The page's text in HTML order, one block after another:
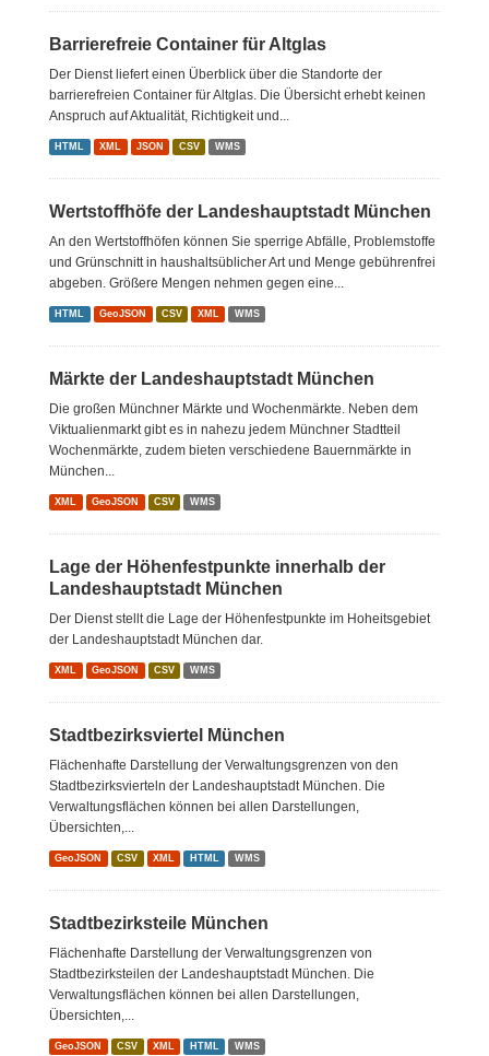
Barrierefreie Container für Altglas
Der Dienst liefert einen Überblick über die Standorte der
barrierefreien Container für Altglas. Die Übersicht erhebt keinen
Anspruch auf Aktualität, Richtigkeit und...
HTML XML JSON CSV WMS
Wertstoffhöfe der Landeshauptstadt München
An den Wertstoffhöfen können Sie sperrige Abfälle, Problemstoffe
und Grünschnitt in haushaltsüblicher Art und Menge gebührenfrei
abgeben. Größere Mengen nehmen gegen eine...
HTML GeoJSON CSV XML WMS
Märkte der Landeshauptstadt München
Die großen Münchner Märkte und Wochenmärkte. Neben dem
Viktualienmarkt gibt es in nahezu jedem Münchner Stadtteil
Wochenmärkte, zudem bieten verschiedene Bauernmärkte in
München...
XML GeoJSON CSV WMS
Lage der Höhenfestpunkte innerhalb der
Landeshauptstadt München
Der Dienst stellt die Lage der Höhenfestpunkte im Hoheitsgebiet
der Landeshauptstadt München dar.
XML GeoJSON CSV WMS
Stadtbezirksviertel München
Flächenhafte Darstellung der Verwaltungsgrenzen von den
Stadtbezirksvierteln der Landeshauptstadt München. Die
Verwaltungsflächen können bei allen Darstellungen,
Übersichten,...
GeoJSON CSV XML HTML WMS
Stadtbezirksteile München
Flächenhafte Darstellung der Verwaltungsgrenzen von
Stadtbezirksteilen der Landeshauptstadt München. Die
Verwaltungsflächen können bei allen Darstellungen,
Übersichten,...
GeoJSON CSV XML HTML WMS